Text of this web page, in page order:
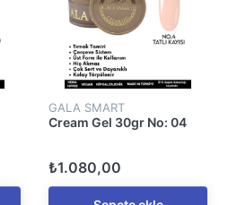
GALA SMART
Cream Gel 30gr No: 04
₺1.080,00